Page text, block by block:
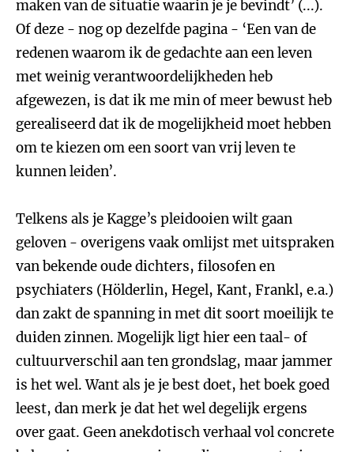
maken van de situatie waarin je je bevindt’ (...).
Of deze - nog op dezelfde pagina - ‘Een van de
redenen waarom ik de gedachte aan een leven
met weinig verantwoordelijkheden heb
afgewezen, is dat ik me min of meer bewust heb
gerealiseerd dat ik de mogelijkheid moet hebben
om te kiezen om een soort van vrij leven te
kunnen leiden’.
Telkens als je Kagge’s pleidooien wilt gaan
geloven - overigens vaak omlijst met uitspraken
van bekende oude dichters, filosofen en
psychiaters (Hölderlin, Hegel, Kant, Frankl, e.a.)
dan zakt de spanning in met dit soort moeilijk te
duiden zinnen. Mogelijk ligt hier een taal- of
cultuurverschil aan ten grondslag, maar jammer
is het wel. Want als je je best doet, het boek goed
leest, dan merk je dat het wel degelijk ergens
over gaat. Geen anekdotisch verhaal vol concrete